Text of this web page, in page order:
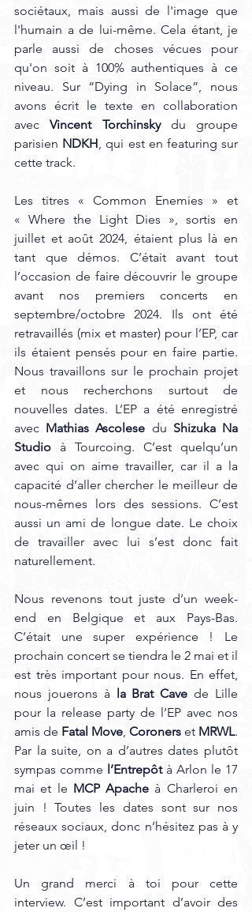
sociétaux, mais aussi de l'image que
l'humain a de lui-même. Cela étant, je
parle aussi de choses vécues pour
qu'on soit à 100% authentiques à ce
niveau. Sur “Dying in Solace”, nous
avons écrit le texte en collaboration
avec Vincent Torchinsky du groupe
parisien NDKH , qui est en featuring sur
cette track.
Les titres « Common Enemies » et
« Where the Light Dies », sortis en
juillet et août 2024, étaient plus là en
tant que démos. C’était avant tout
l’occasion de faire découvrir le groupe
avant nos premiers concerts en
septembre/octobre 2024. Ils ont été
retravaillés (mix et master) pour l’EP, car
ils étaient pensés pour en faire partie.
Nous travaillons sur le prochain projet
et nous recherchons surtout de
nouvelles dates. L’EP a été enregistré
avec Mathias Ascolese du Shizuka Na
Studio à Tourcoing. C’est quelqu’un
avec qui on aime travailler, car il a la
capacité d’aller chercher le meilleur de
nous-mêmes lors des sessions. C’est
aussi un ami de longue date. Le choix
de travailler avec lui s’est donc fait
naturellement.
Nous revenons tout juste d’un week-
end en Belgique et aux Pays-Bas.
C’était une super expérience ! Le
prochain concert se tiendra le 2 mai et il
est très important pour nous. En effet,
nous jouerons à la Brat Cave de Lille
pour la release party de l’EP avec nos
amis de Fatal Move Coroners et MRWL.
Par la suite, on a d’autres dates plutôt
sympas comme l’Entrepôt à Arlon le 17
mai et le MCP Apache à Charleroi en
juin ! Toutes les dates sont sur nos
réseaux sociaux, donc n’hésitez pas à y
jeter un œil !
Un grand merci à toi pour cette
interview. C’est important d’avoir des